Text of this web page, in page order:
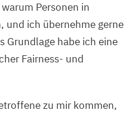
Personen in
und ich übernehme gerne
Grundlage habe ich eine
Fairness- und
zu mir kommen,